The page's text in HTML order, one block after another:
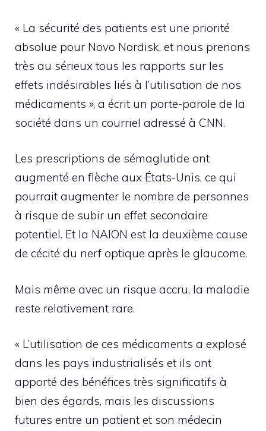
« La sécurité des patients est une priorité
absolue pour Novo Nordisk, et nous prenons
très au sérieux tous les rapports sur les
effets indésirables liés à l’utilisation de nos
médicaments », a écrit un porte-parole de la
société dans un courriel adressé à CNN.
Les prescriptions de sémaglutide ont
augmenté en flèche aux États-Unis, ce qui
pourrait augmenter le nombre de personnes
à risque de subir un effet secondaire
potentiel. Et la NAION est la deuxième cause
de cécité du nerf optique après le glaucome.
Mais même avec un risque accru, la maladie
reste relativement rare.
« L’utilisation de ces médicaments a explosé
dans les pays industrialisés et ils ont
apporté des bénéfices très significatifs à
bien des égards, mais les discussions
futures entre un patient et son médecin